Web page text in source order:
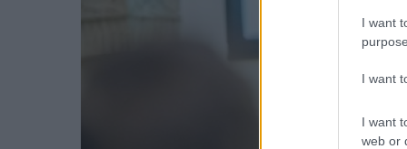
I want
I want
I want
web or